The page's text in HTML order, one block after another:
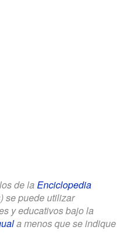
de la Enciclopedia
se puede utilizar
y educativos bajo la
a menos que se indique